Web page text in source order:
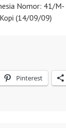
Nomor: 41/M-
(14/09/09)
Pinterest